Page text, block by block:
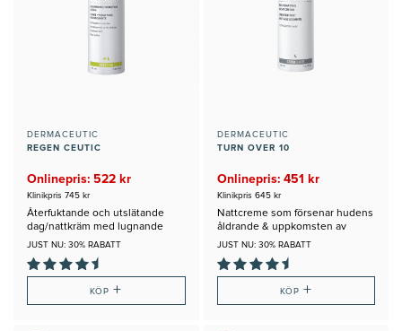
DERMACEUTIC
REGEN CEUTIC
Onlinepris: 522 kr
Klinikpris 745 kr
Återfuktande och utslätande
dag/nattkräm med lugnande
egenskaper
JUST NU: 30% RABATT
KÖP+
DERMACEUTIC
TURN OVER 10
Onlinepris: 451 kr
Klinikpris 645 kr
Nattcreme som försenar hudens
åldrande & uppkomsten av
rynkor
JUST NU: 30% RABATT
KÖP +